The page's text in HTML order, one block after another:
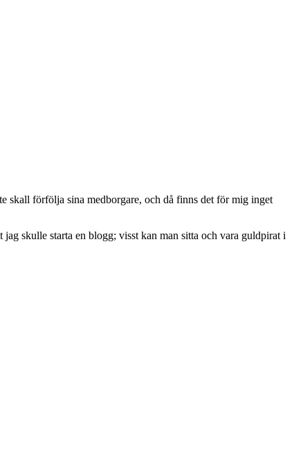
skall förfölja sina medborgare, och då finns det för mig inget
skulle starta en blogg; visst kan man sitta och vara guldpirat i